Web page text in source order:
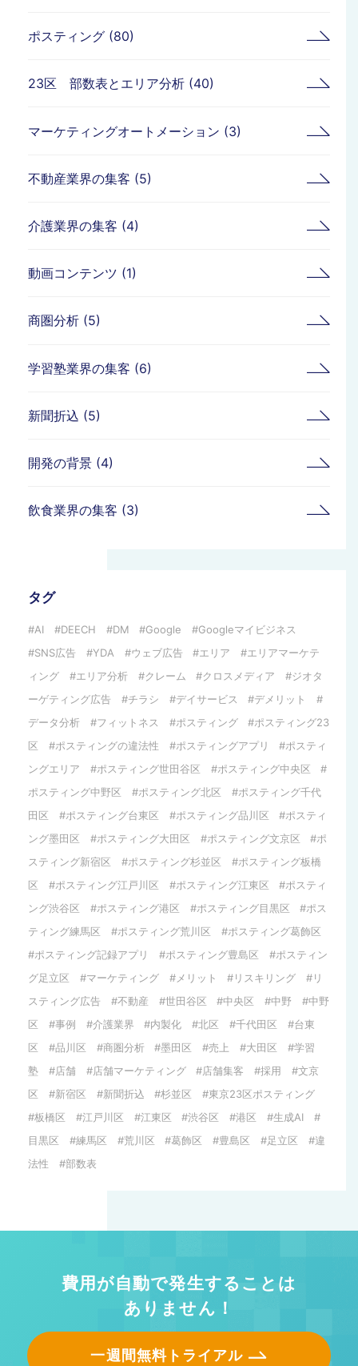
ポスティング (80)
23区 部数表とエリア分析 (40)
マーケティングオートメーション (3)
不動産業界の集客 (5)
介護業界の集客 (4)
動画コンテンツ (1)
商圏分析 (5)
学習塾業界の集客 (6)
新聞折込 (5)
開発の背景 (4)
飲食業界の集客 (3)
タグ
AI DEECH DM Google
Googleマイビジネス
SNS広告
YDA ウェブ広告 エリア
エリアマーケテ
ィング
エリア分析 クレーム クロスメディア
ジオタ
ーゲティング広告
チラシ デイサービス
デメリット
データ分析
フィットネス ポスティング
ポスティング23
区
ポスティングの違法性 ポスティングアプリ
ポスティ
ングエリア
ポスティング世田谷区
ポスティング中央区
ポスティング中野区
ポスティング北区
ポスティング千代
田区
ポスティング台東区 ポスティング品川区
ポスティ
ング墨田区
ポスティング大田区 ポスティング文京区
ポ
スティング新宿区
ポスティング杉並区
ポスティング板橋
区
ポスティング江戸川区 ポスティング江東区
ポスティ
ング渋谷区
ポスティング港区 ポスティング目黒区
ポス
ティング練馬区
ポスティング荒川区
ポスティング葛飾区
ポスティング記録アプリ
ポスティング豊島区
ポスティン
グ足立区
マーケティング メリット リスキリング
リ
スティング広告
不動産 世田谷区 中央区 中野
中野
区
事例 介護業界 内製化 北区 千代田区
台東
区
品川区 商圏分析 墨田区 売上 大田区
学習
塾
店舗 店舗マーケティング 店舗集客 採用
文京
区
新宿区 新聞折込 杉並区
東京23区ポスティング
板橋区
江戸川区 江東区 渋谷区 港区
生成AI
目黒区
練馬区 荒川区 葛飾区 豊島区 足立区
違
法性
部数表
費用が自動で発生することは
ありません！
一週間無料トライアル